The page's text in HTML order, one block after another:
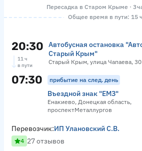
Пересадка в Старом Крыме · 3
Общее время в пути: 15
20:30
Автобусная остановка
Старый Крым"
Старый Крым, улица Чапаева, 30
11 ч
в пути
07:30 прибытие на след. день
Въездной знак "ЕМЗ"
Енакиево, Донецкая область,
проспектМеталлургов
Перевозчик:ИП Улановский С.В.
4 27 отзывов